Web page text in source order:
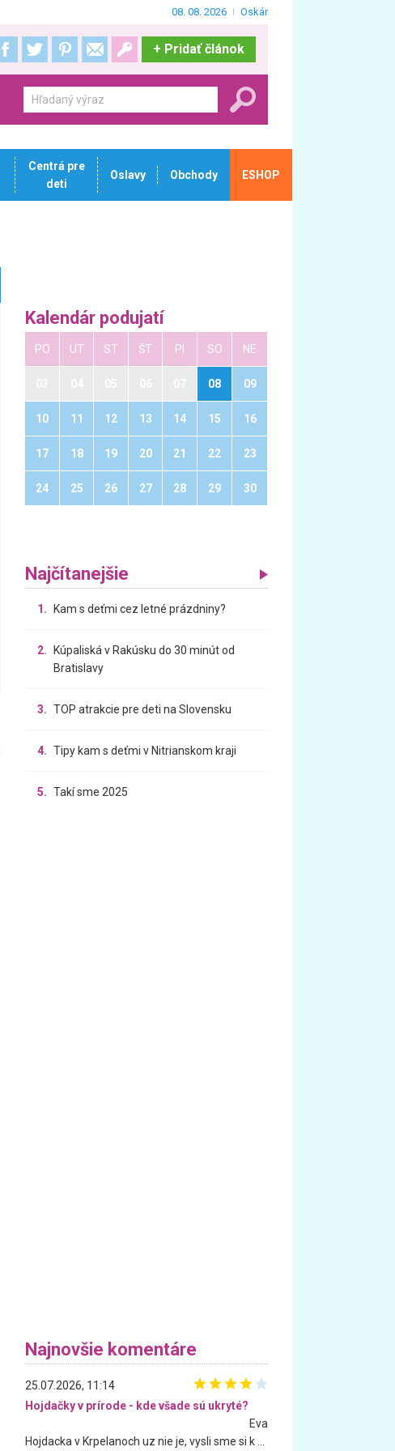
08. 08. 2026 Oskár
+ Pridať článok
Centrá pre
deti
Oslavy Obchody ESHOP
Kalendár podujatí
PO UT ST ŠT PI SO NE
08 09
10 11 12 13 14 15 16
17 18 19 20 21 22 23
24 25 26 27 28 29 30
Najčítanejšie
1. Kam s deťmi cez letné prázdniny?
2.
Kúpaliská v Rakúsku do 30 minút od
Bratislavy
3. TOP atrakcie pre deti na Slovensku
4. Tipy kam s deťmi v Nitrianskom kraji
5. Takí sme 2025
Najnovšie komentáre
25.07.2026, 11:14
Hojdačky v prírode - kde všade sú ukryté?
Eva